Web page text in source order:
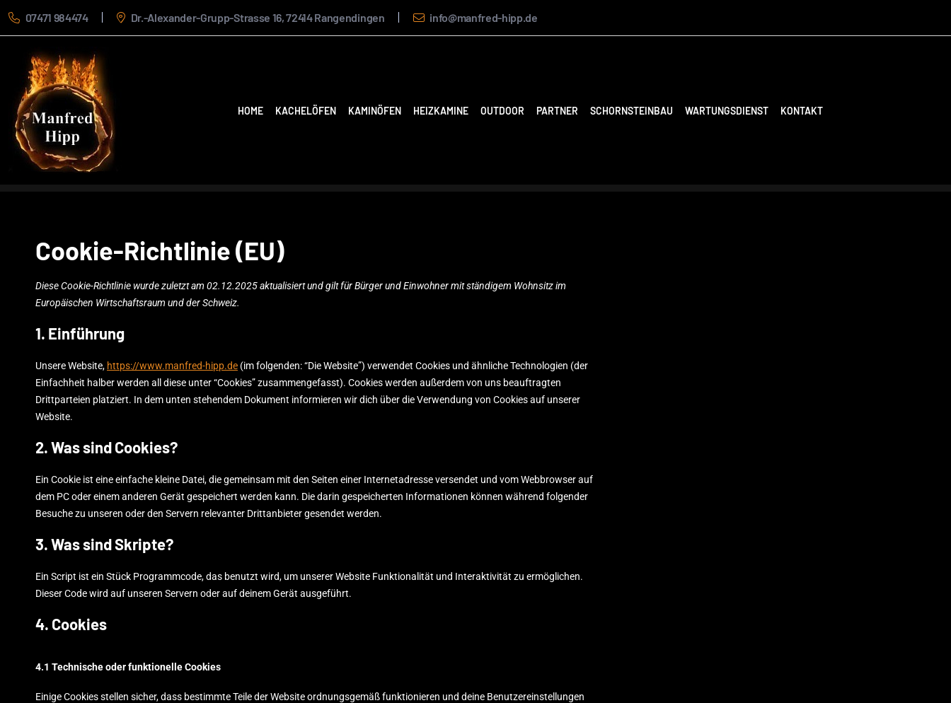
07471 984474 Dr.-Alexander-Grupp-Strasse 16, 72414 Rangendingen info@manfred-hipp.de
HOME KACHELÖFEN KAMINÖFEN HEIZKAMINE OUTDOOR PARTNER SCHORNSTEINBAU WARTUNGSDIENST KONTAKT
Cookie-Richtlinie (EU)
Diese Cookie-Richtlinie wurde zuletzt am 02.12.2025 aktualisiert und gilt für Bürger und Einwohner mit ständigem Wohnsitz im
Europäischen Wirtschaftsraum und der Schweiz.
1. Einführung
Unsere Website, https://www.manfred-hipp.de (im folgenden: “Die Website”) verwendet Cookies und ähnliche Technologien (der
Einfachheit halber werden all diese unter “Cookies” zusammengefasst). Cookies werden außerdem von uns beauftragten
Drittparteien platziert. In dem unten stehendem Dokument informieren wir dich über die Verwendung von Cookies auf unserer
Website.
2. Was sind Cookies?
Ein Cookie ist eine einfache kleine Datei, die gemeinsam mit den Seiten einer Internetadresse versendet und vom Webbrowser auf
dem PC oder einem anderen Gerät gespeichert werden kann. Die darin gespeicherten Informationen können während folgender
Besuche zu unseren oder den Servern relevanter Drittanbieter gesendet werden.
3. Was sind Skripte?
Ein Script ist ein Stück Programmcode, das benutzt wird, um unserer Website Funktionalität und Interaktivität zu ermöglichen.
Dieser Code wird auf unseren Servern oder auf deinem Gerät ausgeführt.
4. Cookies
4.1 Technische oder funktionelle Cookies
Einige Cookies stellen sicher, dass bestimmte Teile der Website ordnungsgemäß funktionieren und deine Benutzereinstellungen